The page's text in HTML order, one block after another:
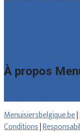
À propos
Menuisiersbelgique.be|
Conditions|